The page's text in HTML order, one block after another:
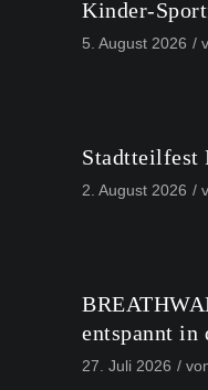
Kinder-
5. August 2026
Stadtteilfest
2. August 2026
entspannt in
27. Juli 2026